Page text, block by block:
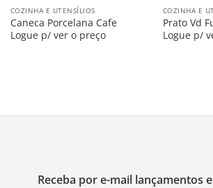
COZINHA E UTENSÍLIOS
Caneca Porcelana Cafe
Logue p/ ver o preço
COZINHA E
Prato Vd
Logue p/
Receba por e-mail lançamentos